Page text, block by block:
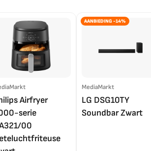
Airfryer
serie
00
AANBIEDING -14%
MediaMarkt
LG DSG10TY
Soundbar Zwart